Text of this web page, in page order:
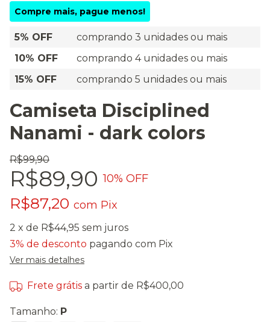
Compre mais, pague menos!
5% OFF
comprando 3 unidades ou mais
10% OFF
comprando 4 unidades ou mais
15% OFF
comprando 5 unidades ou mais
Camiseta Disciplined
Nanami - dark colors
R$99,90
R$89,90 10% OFF
R$87,20 com Pix
2 x de R$44,95 sem juros
3% de desconto pagando com Pix
Ver mais detalhes
Frete grátis a partir de R$400,00
Tamanho: P